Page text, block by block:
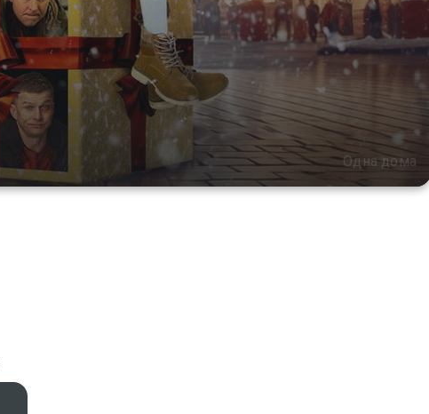
Одна дома